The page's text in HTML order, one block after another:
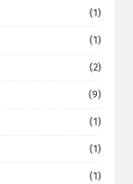
(1)
(1)
(2)
(9)
(1)
(1)
(1)